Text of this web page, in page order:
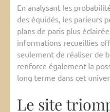
En analysant les
des équidés, les parieurs
plans de paris plus
informations recueillies
seulement de réaliser de
renforce également la
long terme dans cet
Le site